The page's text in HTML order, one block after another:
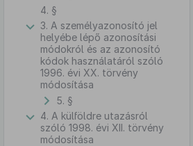
4. §
3. A személyazonosító jel
helyébe lépő azonosítási
módokról és az azonosító
kódok használatáról szóló
1996. évi XX. törvény
módosítása
5. §
4. A külföldre utazásról
szóló 1998. évi XII. törvény
módosítása